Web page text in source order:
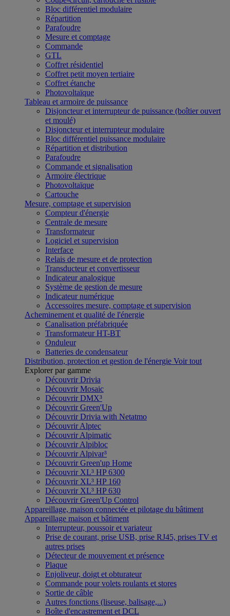
Bloc différentiel modulaire
Répartition
Parafoudre
Mesure et comptage
Commande
GTL
Coffret résidentiel
Coffret petit moyen tertiaire
Coffret étanche
Photovoltaïque
Tableau et armoire de puissance
Disjoncteur et interrupteur de puissance (boîtier ouvert
et moulé)
Disjoncteur et interrupteur modulaire
Bloc différentiel puissance modulaire
Répartition et distribution
Parafoudre
Commande et signalisation
Armoire électrique
Photovoltaïque
Cartouche
Mesure, comptage et supervision
Compteur d'énergie
Centrale de mesure
Transformateur
Logiciel et supervision
Interface
Relais de mesure et de protection
Transducteur et convertisseur
Indicateur analogique
Système de gestion de mesure
Indicateur numérique
Accessoires mesure, comptage et supervision
Acheminement et qualité de l'énergie
Canalisation préfabriquée
Transformateur HT-BT
Onduleur
Batteries de condensateur
Distribution, protection et gestion de l'énergie Voir tout
Explorer par gamme
Découvrir Drivia
Découvrir Mosaic
Découvrir DMX³
Découvrir Green'Up
Découvrir Drivia with Netatmo
Découvrir Alptec
Découvrir Alpimatic
Découvrir Alpibloc
Découvrir Alpivar³
Découvrir Green'up Home
Découvrir XL³ HP 6300
Découvrir XL³ HP 160
Découvrir XL³ HP 630
Découvrir Green'Up Control
Appareillage, maison connectée et pilotage du bâtiment
Appareillage maison et bâtiment
Interrupteur, poussoir et variateur
Prise de courant, prise USB, prise RJ45, prises TV et
autres prises
Détecteur de mouvement et présence
Plaque
Enjoliveur, doigt et obturateur
Commande pour volets roulants et stores
Sortie de câble
Autres fonctions (liseuse, balisage,...)
Boîte d'encastrement et DCL